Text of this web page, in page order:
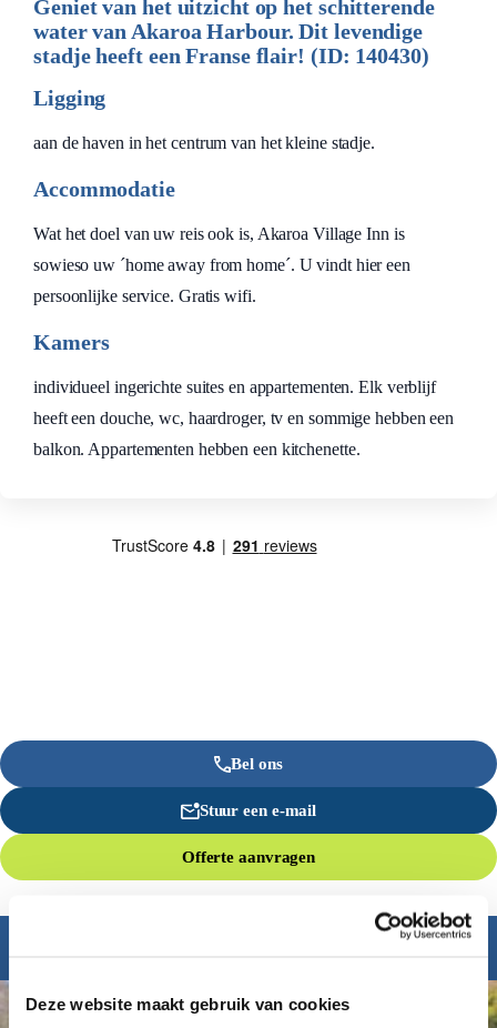
Deze website maakt gebruik van cookies
Geniet van het uitzicht op het schitterende
water van Akaroa Harbour. Dit levendige
stadje heeft een Franse flair! (ID: 140430)
Ligging
aan de haven in het centrum van het kleine stadje.
Accommodatie
Wat het doel van uw reis ook is, Akaroa Village Inn is
sowieso uw ´home away from home´. U vindt hier een
persoonlijke service. Gratis wifi.
Kamers
individueel ingerichte suites en appartementen. Elk verblijf
heeft een douche, wc, haardroger, tv en sommige hebben een
balkon. Appartementen hebben een kitchenette.
Bel ons
Stuur een e-mail
Offerte aanvragen